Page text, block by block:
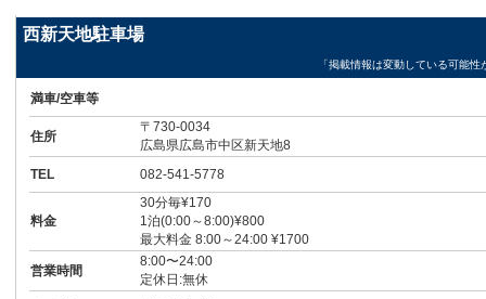
西新天地駐車場
「掲載情報は変動している可能
満車/空車等
住所
〒730-0034
広島県広島市中区新天地8
TEL
082-541-5778
料金
30分毎¥170
1泊(0:00～8:00)¥800
最大料金 8:00～24:00 ¥1700
営業時間
8:00〜24:00
定休日:無休